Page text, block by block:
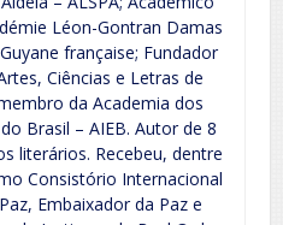
Léon-Gontran Damas
française; Fundador
Ciências e Letras de
da Academia dos
Brasil – AIEB. Autor de 8
literários. Recebeu, dentre
Consistório Internacional
Embaixador da Paz e